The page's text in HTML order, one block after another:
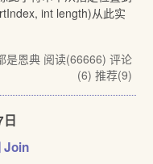
int length)从此实
是恩典 阅读(66666) 评论
(6) 推荐(9)
Join